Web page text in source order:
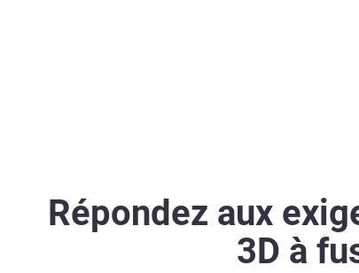
Répondez aux
3D à